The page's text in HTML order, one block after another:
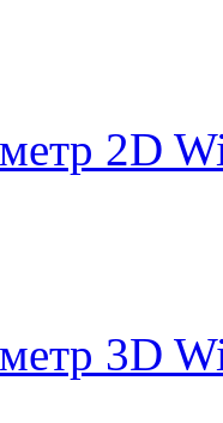
2D
3D